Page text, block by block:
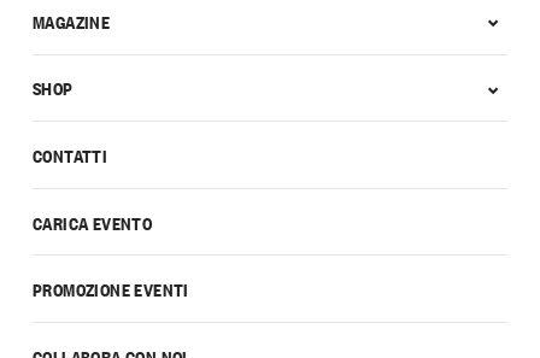
CONTATTI
CARICA EVENTO
PROMOZIONE EVENTI
MAGAZINE
SHOP